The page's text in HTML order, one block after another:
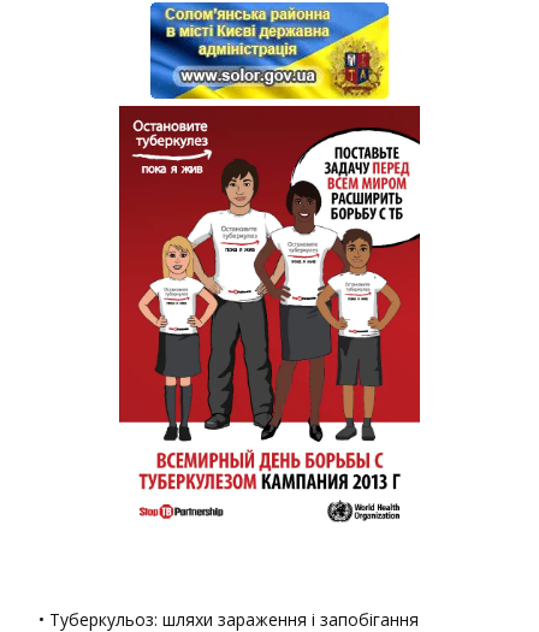
• Туберкульоз: шляхи зараження і запобігання